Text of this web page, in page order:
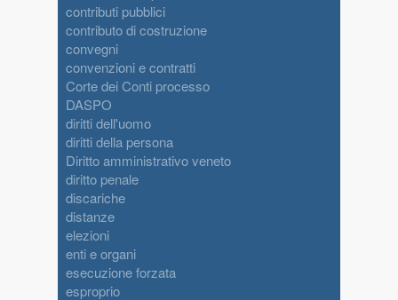
contributi pubblici
contributo di costruzione
convegni
convenzioni e contratti
Corte dei Conti processo
DASPO
diritti dell'uomo
diritti della persona
Diritto amministrativo veneto
diritto penale
discariche
distanze
elezioni
enti e organi
esecuzione forzata
esproprio